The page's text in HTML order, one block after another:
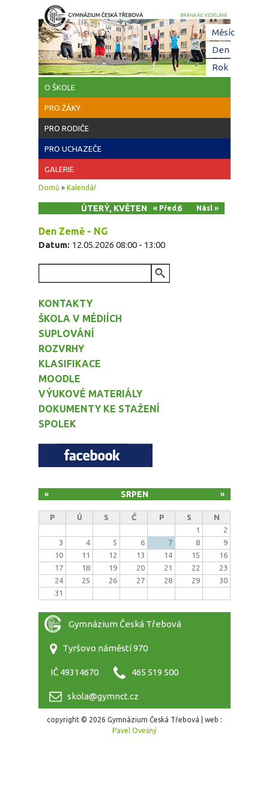
Přejít k hlavnímu obsahu
O ŠKOLE
PRO ŽÁKY
PRO RODIČE
PRO UCHAZEČE
GALERIE
Jste zde
Domů » Kalendář
ÚTERÝ, KVĚTEN 12, 2026
« Před Násl »
Den Země - NG
Datum: 12.05.2026 08:00 - 13:00
KONTAKTY
ŠKOLA V MÉDIÍCH
SUPLOVÁNÍ
ROZVRHY
KLASIFIKACE
MOODLE
VÝUKOVÉ MATERIÁLY
DOKUMENTY KE STAŽENÍ
SPOLEK
SRPEN
« »
P Ú S Č P S
N
1
2
3
4 5 6 7 8
9
10
11 12 13 14 15
16
17
18 19 20 21 22
23
24
25 26 27 28 29
30
31
Gymnázium Česká Třebová
Tyršovo náměstí 970
IČ 49314670 465 519 500
skola@gymnct.cz
copyright © 2026 Gymnázium Česká Třebová | web :
Pavel Ovesný
Měsíc
Den(aktivní
Rok